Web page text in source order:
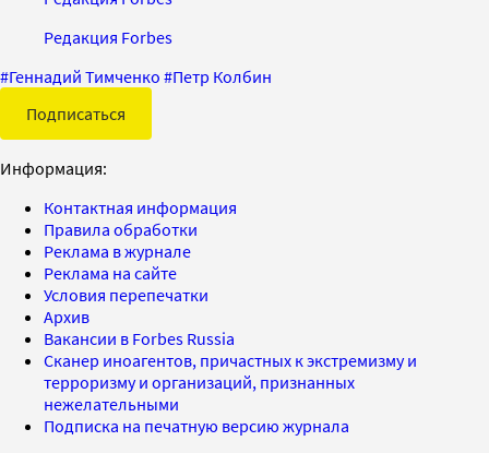
Редакция Forbes
#Геннадий Тимченко #Петр Колбин
Подписаться
Информация:
Контактная информация
Правила обработки
Реклама в журнале
Реклама на сайте
Условия перепечатки
Архив
Вакансии в Forbes Russia
Сканер иноагентов, причастных к экстремизму и
терроризму и организаций, признанных
нежелательными
Подписка на печатную версию журнала